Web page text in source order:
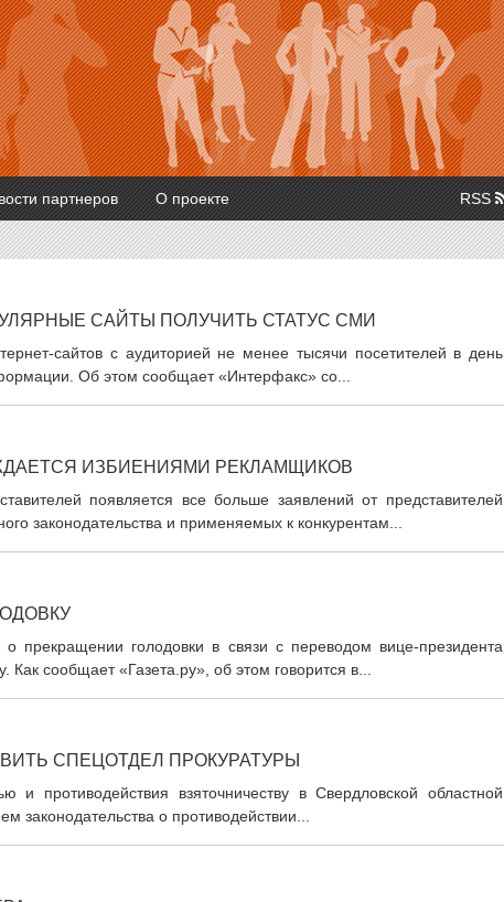
партнеров О проекте RSS
САЙТЫ ПОЛУЧИТЬ СТАТУС СМИ
сайтов с аудиторией не менее тысячи посетителей в день
Об этом сообщает «Интерфакс» со...
ИЗБИЕНИЯМИ РЕКЛАМЩИКОВ
появляется все больше заявлений от представителей
законодательства и применяемых к конкурентам...
прекращении голодовки в связи с переводом вице-президента
сообщает «Газета.ру», об этом говорится в...
СПЕЦОТДЕЛ ПРОКУРАТУРЫ
противодействия взяточничеству в Свердловской областной
законодательства о противодействии...